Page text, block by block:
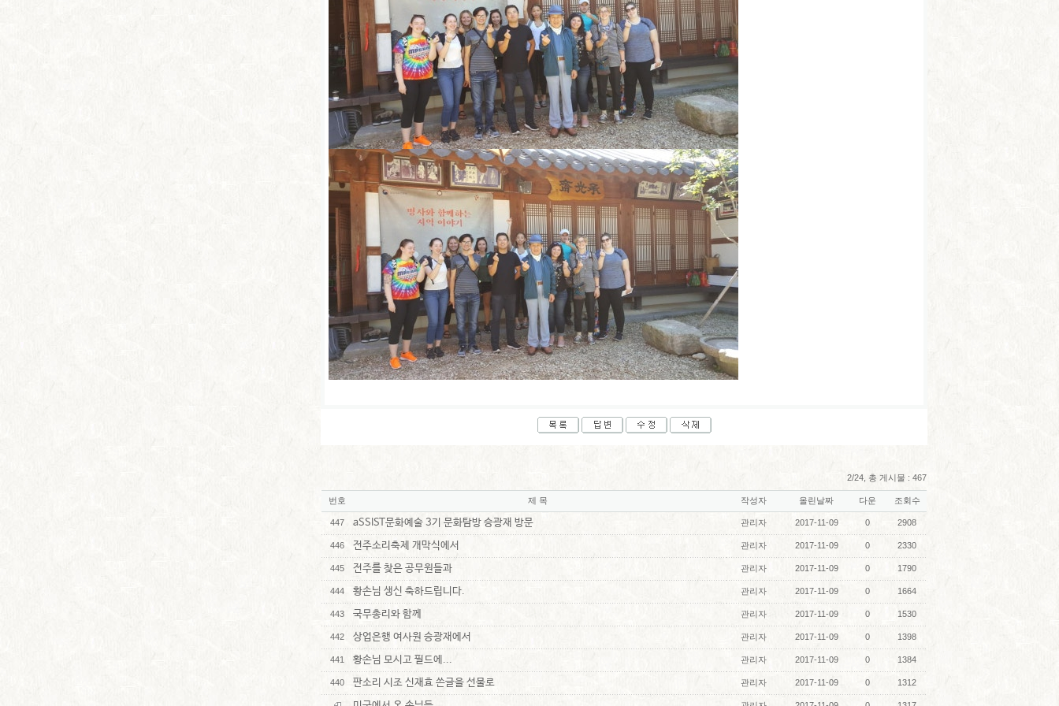
2/24, 총 게시물 : 467
번호 제 목 작성자 올린날짜 다운 조회수
447 aSSIST문화예술 3기 문화탐방 승광재 방문 관리자 2017-11-09 0 2908
446 전주소리축제 개막식에서 관리자 2017-11-09 0 2330
445 전주를 찾은 공무원들과 관리자 2017-11-09 0 1790
444 황손님 생신 축하드립니다. 관리자 2017-11-09 0 1664
443 국무총리와 함께 관리자 2017-11-09 0 1530
442 상업은행 여사원 승광재에서 관리자 2017-11-09 0 1398
441 황손님 모시고 필드에... 관리자 2017-11-09 0 1384
440 판소리 시조 신재효 쓴글을 선물로 관리자 2017-11-09 0 1312